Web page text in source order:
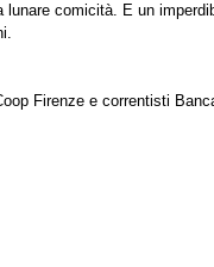
comicità. E un
Firenze e correntisti